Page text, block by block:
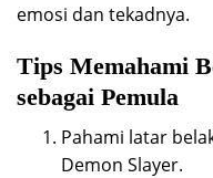
emosi dan tekadnya.
Tips Memahami
sebagai Pemula
Pahami latar
Demon Slayer.